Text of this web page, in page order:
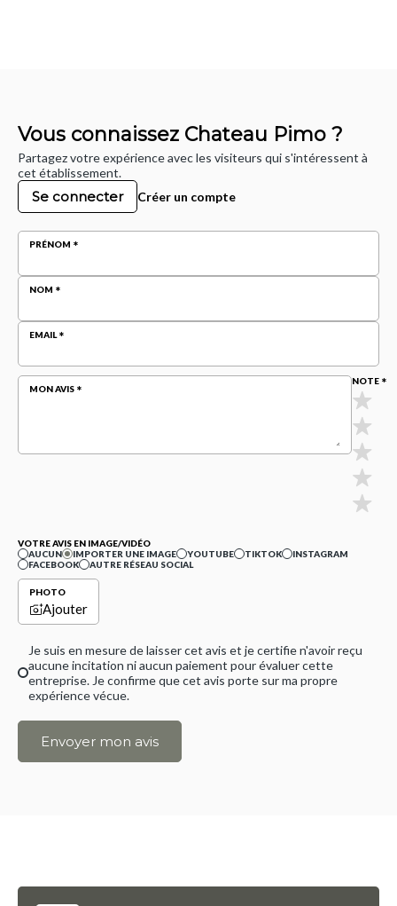
Vous connaissez Chateau Pimo ?
Partagez votre expérience avec les visiteurs qui s'intéressent à
cet établissement.
Se connecter Créer un compte
PRÉNOM
NOM
EMAIL
MON AVIS
NOTE
VOTRE AVIS EN IMAGE/VIDÉO
AUCUN
IMPORTER UNE IMAGE YOUTUBE TIKTOK
INSTAGRAM
FACEBOOK
AUTRE RÉSEAU SOCIAL
PHOTO
Ajouter
Je suis en mesure de laisser cet avis et je certifie n'avoir reçu
aucune incitation ni aucun paiement pour évaluer cette
entreprise. Je confirme que cet avis porte sur ma propre
expérience vécue.
Envoyer mon avis